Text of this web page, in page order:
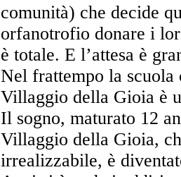
comunità) che decide
orfanotrofio donare i
è totale. E l’attesa è
Nel frattempo la scuola
Villaggio della Gioia è
Il sogno, maturato 12
Villaggio della Gioia,
irrealizzabile, è